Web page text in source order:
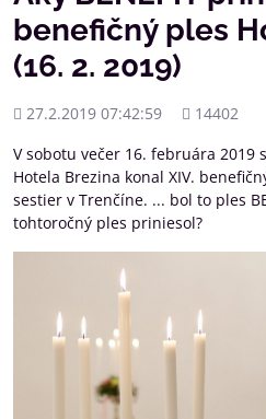
benefičný ples
(16. 2. 2019)
Pridané
27.2.2019 07:42:59
Počet
14402
V sobotu večer 16. februára 2019
Hotela Brezina konal XIV.
sestier v Trenčíne. ... bol to ples
tohtoročný ples priniesol?